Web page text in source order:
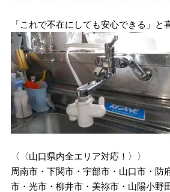
「これで不在にしても安心できる」と
〈〈山口県内全エリア対応！〉〉
周南市・下関市・宇部市・山口市・防
市・光市・柳井市・美祢市・山陽小野